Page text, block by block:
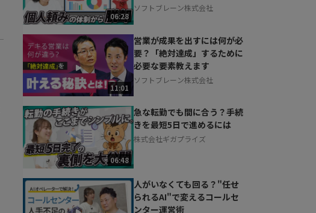
06:28
ソフトブレーン株式会社
11:01
営業が成果を出すには何が必
要？「絶対達成」するために
必要な要素教えます
ソフトブレーン株式会社
06:48
急な転勤でも間に合う？手続
きを最短5日で進めるには
株式会社ギガプライズ
人がいなくても回る？"任せ
られるAI"で変えるコールセ
ンター運営術